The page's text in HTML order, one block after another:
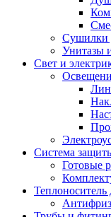
Сушилки
Унитазы
Свет и
Система
Готовые
Теплоноситель